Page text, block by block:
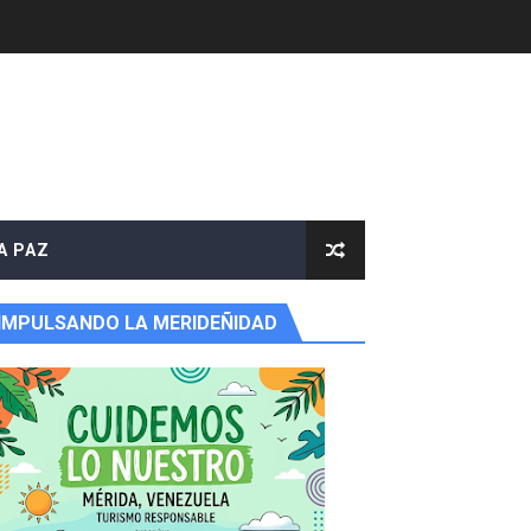
PAZ
IMPULSANDO LA MERIDEÑIDAD